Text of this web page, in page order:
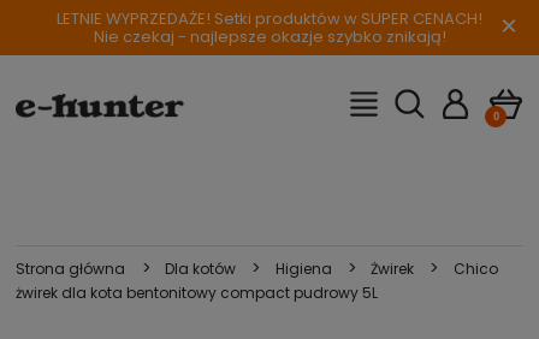
LETNIE WYPRZEDAŻE! Setki produktów w SUPER CENACH!
Nie czekaj - najlepsze okazje szybko znikają! ×
Strona główna > Dla kotów > Higiena > Żwirek >
Chico
żwirek dla kota bentonitowy compact pudrowy 5L